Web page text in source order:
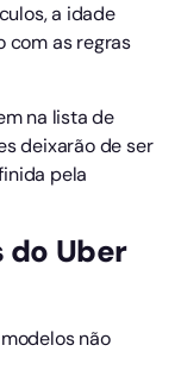
a idade
com as regras
na lista de
deixarão de ser
pela
do Uber
não